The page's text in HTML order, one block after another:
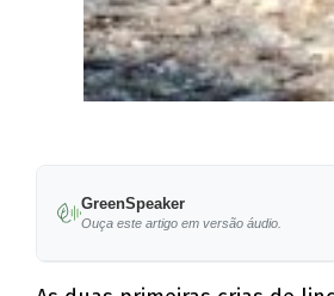
GreenSpeaker
Ouça este artigo em versão áudio.